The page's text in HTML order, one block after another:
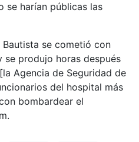
se harían públicas las
se cometió con
se produjo horas después
Agencia de Seguridad de
del hospital más
bombardear el